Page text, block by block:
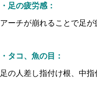
・足の疲労感：
アーチが崩れることで足
・タコ、魚の目：
足の人差し指付け根、中